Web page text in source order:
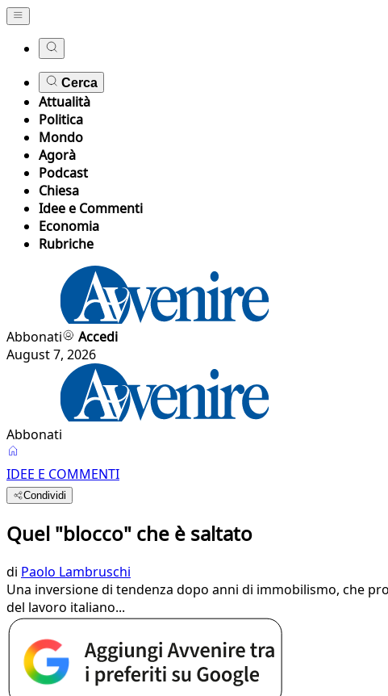
Cerca
Attualità
Politica
Mondo
Agorà
Podcast
Chiesa
Idee e Commenti
Economia
Rubriche
Abbonati
Accedi
August 7, 2026
Abbonati
IDEE E COMMENTI
Condividi
Quel "blocco" che è saltato
di Paolo Lambruschi
Una inversione di tendenza dopo anni di immobilismo, che
del lavoro italiano...